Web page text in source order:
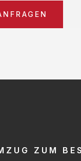
ZUM